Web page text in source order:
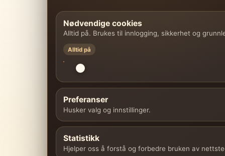
Nødvendige cookies
Alltid på. Brukes til innlogging, sikkerhet og
Alltid på
Preferanser
Husker valg og innstillinger.
Statistikk
Hjelper oss å forstå og forbedre bruken av